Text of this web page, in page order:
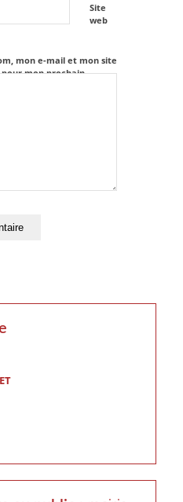
Site
web
mon e-mail et mon site
mon prochain